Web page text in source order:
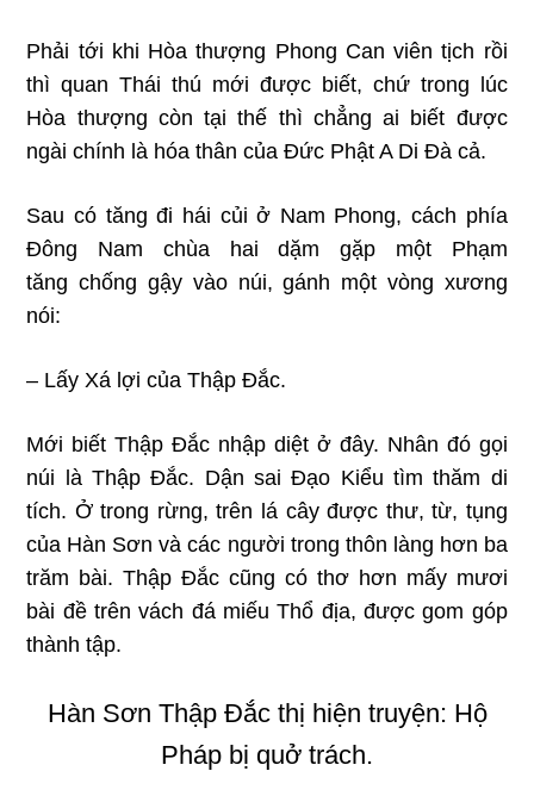
Phải tới khi Hòa thượng Phong Can viên tịch rồi
thì quan Thái thú mới được biết, chứ trong lúc
Hòa thượng còn tại thế thì chẳng ai biết được
ngài chính là hóa thân của Ðức Phật A Di Ðà cả.
Sau có tăng đi hái củi ở Nam Phong, cách phía
Ðông Nam chùa hai dặm gặp một Phạm
tăng chống gậy vào núi, gánh một vòng xương
nói:
– Lấy Xá lợi của Thập Ðắc.
Mới biết Thập Ðắc nhập diệt ở đây. Nhân đó gọi
núi là Thập Ðắc. Dận sai Ðạo Kiểu tìm thăm di
tích. Ở trong rừng, trên lá cây được thư, từ, tụng
của Hàn Sơn và các người trong thôn làng hơn ba
trăm bài. Thập Ðắc cũng có thơ hơn mấy mươi
bài đề trên vách đá miếu Thổ địa, được gom góp
thành tập.
Hàn Sơn Thập Đắc thị hiện truyện: Hộ
Pháp bị quở trách.